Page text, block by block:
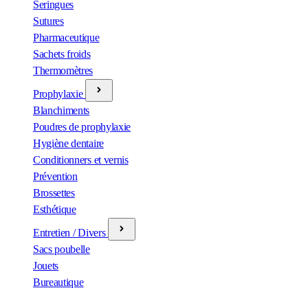
Seringues
Sutures
Pharmaceutique
Sachets froids
Thermomètres
Prophylaxie
Blanchiments
Poudres de prophylaxie
Hygiène dentaire
Conditionners et vernis
Prévention
Brossettes
Esthétique
Entretien / Divers
Sacs poubelle
Jouets
Bureautique